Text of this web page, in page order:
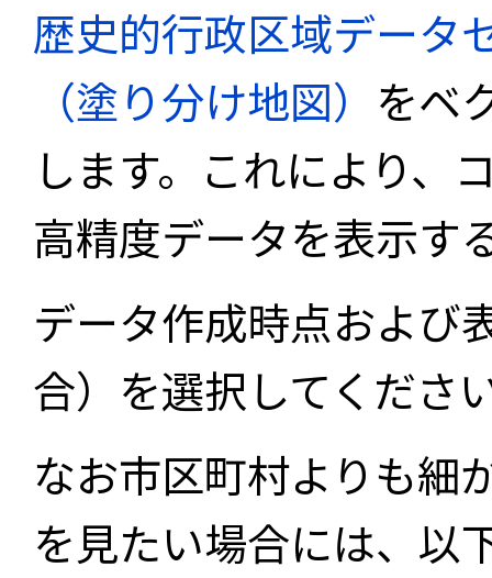
歴史的行政区域データ
（塗り分け地図） をベ
します。これにより、
高精度データを表示す
データ作成時点および
合）を選択してくださ
なお市区町村よりも細
を見たい場合には、以